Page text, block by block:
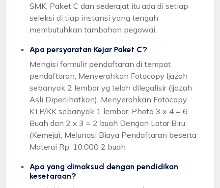
SMK, Paket C dan sederajat itu ada di setiap
seleksi di tiap instansi yang tengah
membutuhkan tambahan pegawai.
Apa persyaratan Kejar Paket C?
Mengisi formulir pendaftaran di tempat
pendaftaran, Menyerahkan Fotocopy Ijazah
sebanyak 2 lembar yg telah dilegalisir (Ijazah
Asli Diperlihatkan), Menyerahkan Fotocopy
KTP/KK sebanyak 1 lembar, Photo 3 x 4 = 6
Buah dan 2 x 3 = 2 buah Dengan Latar Biru
(Kemeja), Melunasi Biaya Pendaftaran beserta
Materai Rp. 10.000 2 buah
Apa yang dimaksud dengan pendidikan
kesetaraan?